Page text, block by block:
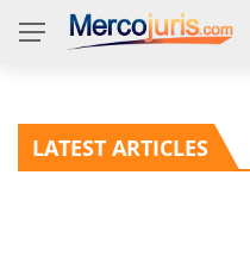
LATEST ARTICLES